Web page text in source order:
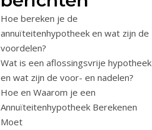
Hoe bereken je de
annuïteitenhypotheek en wat zijn de
voordelen?
Wat is een aflossingsvrije hypotheek
en wat zijn de voor- en nadelen?
Hoe en Waarom je een
Annuïteitenhypotheek Berekenen
Moet